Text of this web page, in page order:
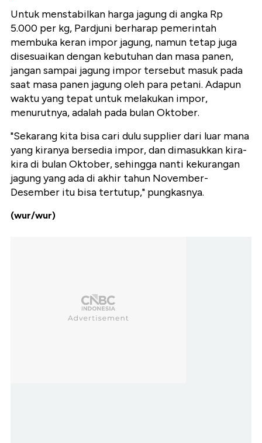
Untuk menstabilkan harga jagung di angka Rp
5.000 per kg, Pardjuni berharap pemerintah
membuka keran impor jagung, namun tetap juga
disesuaikan dengan kebutuhan dan masa panen,
jangan sampai jagung impor tersebut masuk pada
saat masa panen jagung oleh para petani. Adapun
waktu yang tepat untuk melakukan impor,
menurutnya, adalah pada bulan Oktober.
"Sekarang kita bisa cari dulu supplier dari luar mana
yang kiranya bersedia impor, dan dimasukkan kira-
kira di bulan Oktober, sehingga nanti kekurangan
jagung yang ada di akhir tahun November-
Desember itu bisa tertutup," pungkasnya.
(wur/wur)